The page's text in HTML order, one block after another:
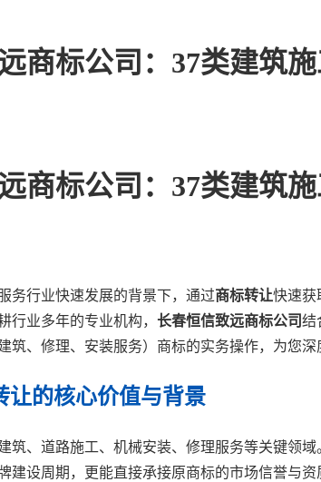
商标公司：37类建筑
商标公司：37类建筑
务行业快速发展的背景下，通过商标转让快速获
行业多年的专业机构， 长春恒信致远商标公司结
筑、修理、安装服务）商标的实务操作，为您深
让的核心价值与背景
筑、道路施工、机械安装、修理服务等关键领
建设周期，更能直接承接原商标的市场信誉与资